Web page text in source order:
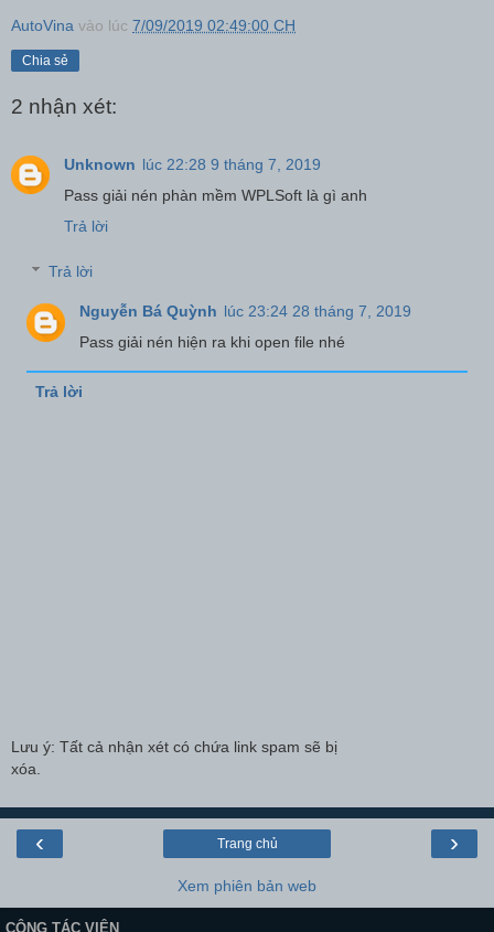
AutoVina vào lúc 7/09/2019 02:49:00 CH
Chia sẻ
2 nhận xét:
Unknown lúc 22:28 9 tháng 7, 2019
Pass giải nén phàn mềm WPLSoft là gì anh
Trả lời
Trả lời
Nguyễn Bá Quỳnh lúc 23:24 28 tháng 7, 2019
Pass giải nén hiện ra khi open file nhé
Trả lời
Lưu ý: Tất cả nhận xét có chứa link spam sẽ bị
xóa.
‹ ›
Trang chủ
Xem phiên bản web
CỘNG TÁC VIÊN